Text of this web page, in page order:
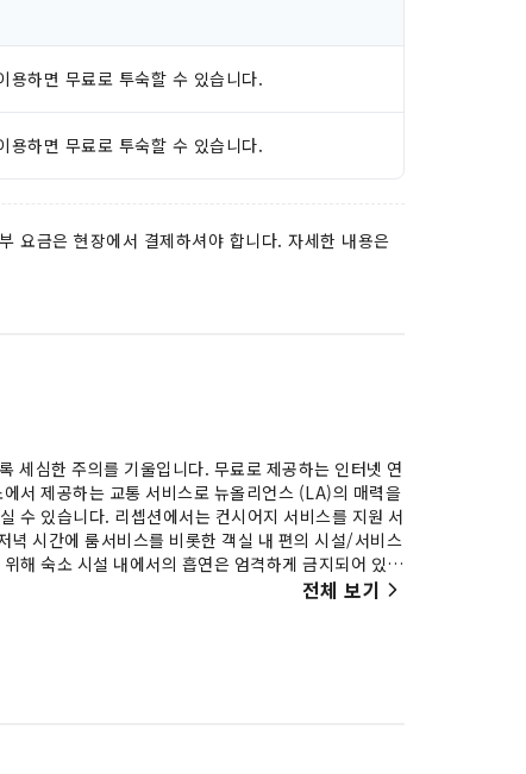
용하면 무료로 투숙할 수 있습니다.
용하면 무료로 투숙할 수 있습니다.
요금은 현장에서 결제하셔야 합니다. 자세한 내용은
세심한 주의를 기울입니다. 무료로 제공하는 인터넷 연
서 제공하는 교통 서비스로 뉴올리언스 (LA)의 매력을
수 있습니다. 리셉션에서는 컨시어지 서비스를 지원 서
녁 시간에 룸서비스를 비롯한 객실 내 편의 시설/서비스
해 숙소 시설 내에서의 흡연은 엄격하게 금지되어 있습
을 보장하는 다양한 시설이 제공됩니다. 더욱 즐거운 숙
전체 보기